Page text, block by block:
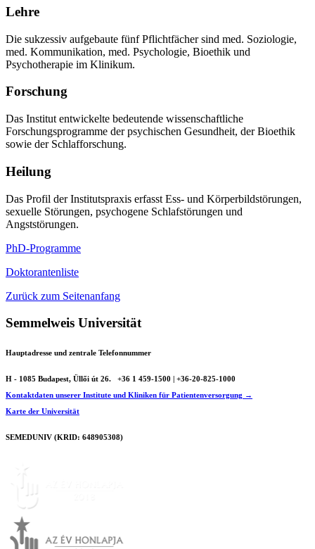
Lehre
Die sukzessiv aufgebaute fünf Pflichtfächer sind med. Soziologie,
med. Kommunikation, med. Psychologie, Bioethik und
Psychotherapie im Klinikum.
Forschung
Das Institut entwickelte bedeutende wissenschaftliche
Forschungsprogramme der psychischen Gesundheit, der Bioethik
sowie der Schlafforschung.
Heilung
Das Profil der Institutspraxis erfasst Ess- und Körperbildstörungen,
sexuelle Störungen, psychogene Schlafstörungen und
Angststörungen.
PhD-Programme
Doktorantenliste
Zurück zum Seitenanfang
Semmelweis Universität
Hauptadresse und zentrale Telefonnummer
H - 1085 Budapest, Üllői út 26.
+36 1 459-1500 | +36-20-825-1000
Kontaktdaten unserer Institute und Kliniken für Patientenversorgung →
Karte der Universität
SEMEDUNIV (KRID: 648905308)